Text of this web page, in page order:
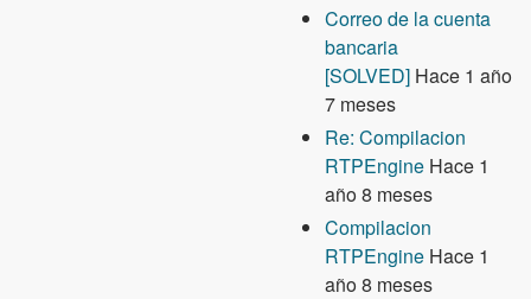
Correo de la cuenta
bancaria
[SOLVED] Hace 1 año
7 meses
Re: Compilacion
RTPEngine Hace 1
año 8 meses
Compilacion
RTPEngine Hace 1
año 8 meses